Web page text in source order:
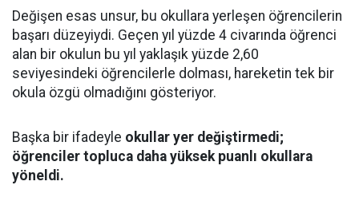
Değişen esas unsur, bu okullara yerleşen öğrencilerin
başarı düzeyiydi. Geçen yıl yüzde 4 civarında öğrenci
alan bir okulun bu yıl yaklaşık yüzde 2,60
seviyesindeki öğrencilerle dolması, hareketin tek bir
okula özgü olmadığını gösteriyor.
Başka bir ifadeyle okullar yer değiştirmedi;
öğrenciler topluca daha yüksek puanlı okullara
yöneldi.